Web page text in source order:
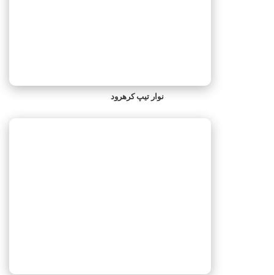
نوار تیپ کرهرود